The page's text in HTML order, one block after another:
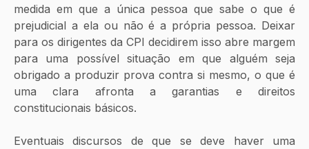
medida em que a única pessoa que sabe o que é
prejudicial a ela ou não é a própria pessoa. Deixar
para os dirigentes da CPI decidirem isso abre margem
para uma possível situação em que alguém seja
obrigado a produzir prova contra si mesmo, o que é
uma clara afronta a garantias e direitos
constitucionais básicos.
Eventuais discursos de que se deve haver uma